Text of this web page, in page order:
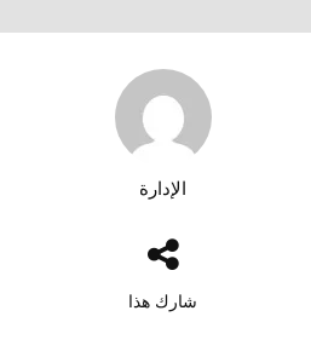
الإدارة
شارك هذا